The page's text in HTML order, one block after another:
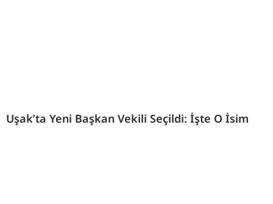
Uşak’ta Yeni Başkan Vekili Seçildi: İşte O İsim